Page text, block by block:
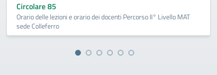
Circolare 85
Orario delle lezioni e orario dei docenti Percorso II° Livello MAT
sede Colleferro